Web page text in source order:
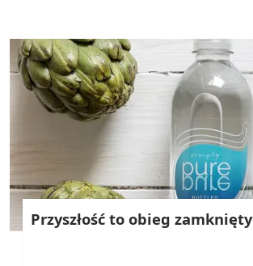
Przyszłość to obieg zamknięty